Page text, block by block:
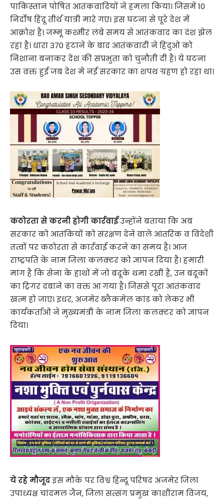
पाकिस्तान पोषित आतंकवादियों ने हमला किया। जिसमें 10
निर्दोष हिंदू तीर्थ यात्री मारे गए। इस घटना से पूरे देश में
आक्रोश है। जम्मू कश्मीर लंबे समय से आतंकवाद का दंश झेल
रहा है। धारा 370 हटाने के बाद आतंकवादी ने हिंदुओं को
निशाना बनाकर देश की संप्रभुता को चुनौती दी है। ये घटना
उस वक्त हुई जब देश मे नई सरकार का शपथ ग्रहण हो रहा था।
कठोरता से करनी होगी कार्रवाईउन्होंने बताया कि अब
सरकार को आतंकियों को संरक्षण देने वाले आंतरिक व विदेशी
तत्वों पर कठोरता से कार्रवाई करने का समय है। आज
राष्ट्रपति के नाम जिला कलक्टर को ज्ञापन दिया है। हमारी
मांग है कि सेना के हाथों में जो बंदूके थमा रखी है, उन बंदूकों
का ट्रिगर दबाने का वक्त आ गया है। जिससे पूरा आतंकवाद
खत्म हो जाए। इधर, अजमेर ब्लैकमेल कांड को लेकर भी
कार्यकर्ताओं ने मुख्यमंत्री के नाम जिला कलक्टर को ज्ञापन
दिया।
ये रहे मौजूदइस मौके पर विश्व हिन्दू परिषद अजमेर जिला
उपाध्यक्ष चांदमल जैन, जिला सत्संग प्रमुख काशीराम विजय,